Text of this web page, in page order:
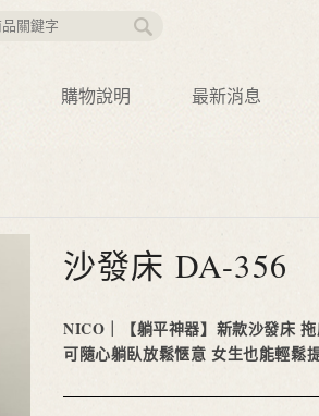
購物說明 最新消息
沙發床 DA-356
NICO｜ 【躺平神器】新款沙發床
可隨心躺臥放鬆愜意 女生也能輕鬆